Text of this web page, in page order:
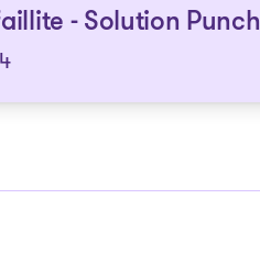
- Solution